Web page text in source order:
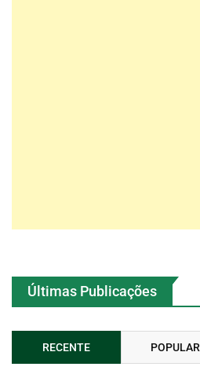
Últimas Publicações
RECENTE POPULAR